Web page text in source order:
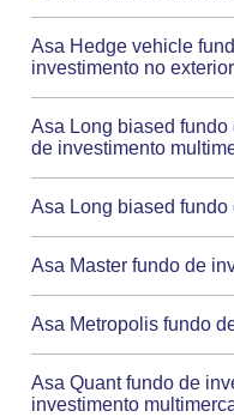
Asa Hedge vehicle
investimento no exterior
Asa Long biased
de investimento
Asa Long biased
Asa Master fundo de
Asa Metropolis fundo
Asa Quant fundo de
investimento